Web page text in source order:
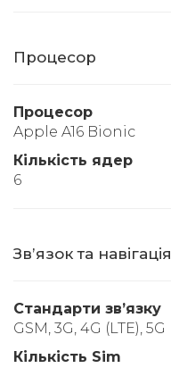
Процесор
Процесор
Apple A16 Bionic
Кількість ядер
6
Звʼязок та навігація
Стандарти звʼязку
GSM, 3G, 4G (LTE), 5G
Кількість Sim